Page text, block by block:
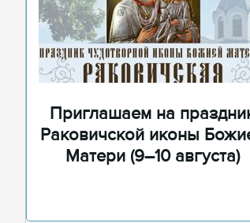
Приглашаем на
Раковичской иконы
Матери (9–10 августа)